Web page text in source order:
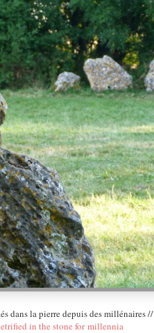
dans la pierre depuis des millénaires //
in the stone for millennia